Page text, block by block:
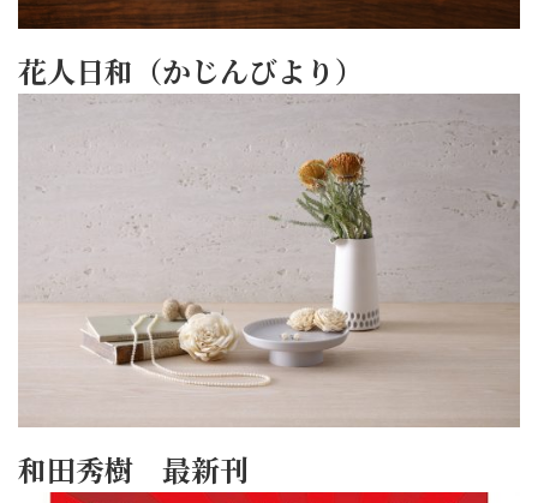
花人日和（かじんびより）
和田秀樹 最新刊